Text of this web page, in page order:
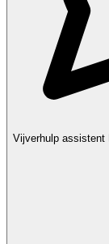
Vijverhulp assistent